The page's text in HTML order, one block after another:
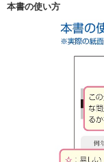
本書の使い方